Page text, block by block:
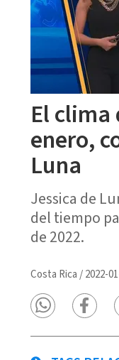
El clima
enero,
Luna
Jessica de
del tiempo
de 2022.
Costa Rica /2022-